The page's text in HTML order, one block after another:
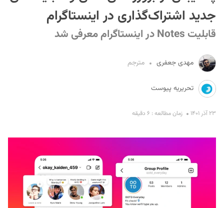
جدید اشتراک‌گذاری در اینستاگرام
قابلیت Notes در اینستاگرام معرفی شد
مهدی جعفری مترجم
تحریریه پیوست
۲۳ آذر ۱۴۰۱ زمان مطالعه : ۶ دقیقه